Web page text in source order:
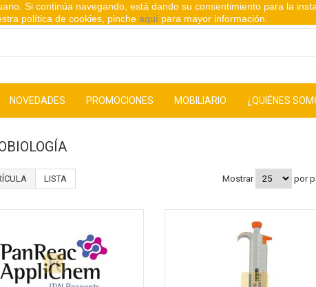
NOVEDADES PROMOCIONES MOBILIARIO ¿QUIÉNES
LISTA Mostrar por
Si continúa navegando, está dando su consentimiento para la
política de cookies, pinche aquí para mayor información.